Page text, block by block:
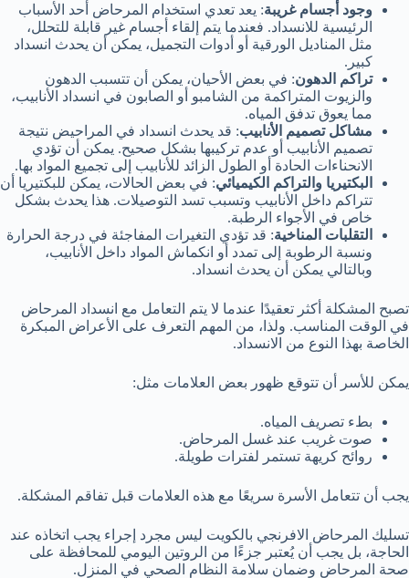
وجود أجسام غريبة: يعد تعدي استخدام المرحاض أحد الأسباب
الرئيسية للانسداد. فعندما يتم إلقاء أجسام غير قابلة للتحلل،
مثل المناديل الورقية أو أدوات التجميل، يمكن أن يحدث انسداد
كبير.
تراكم الدهون: في بعض الأحيان، يمكن أن تتسبب الدهون
والزيوت المتراكمة من الشامبو أو الصابون في انسداد الأنابيب،
مما يعوق تدفق المياه.
مشاكل تصميم الأنابيب: قد يحدث انسداد في المراحيض نتيجة
تصميم الأنابيب أو عدم تركيبها بشكل صحيح. يمكن أن تؤدي
الانحناءات الحادة أو الطول الزائد للأنابيب إلى تجميع المواد بها.
البكتيريا والتراكم الكيميائي: في بعض الحالات، يمكن للبكتيريا أن
تتراكم داخل الأنابيب وتسبب تسد التوصيلات. هذا يحدث بشكل
خاص في الأجواء الرطبة.
التقلبات المناخية: قد تؤدي التغيرات المفاجئة في درجة الحرارة
ونسبة الرطوبة إلى تمدد أو انكماش المواد داخل الأنابيب،
وبالتالي يمكن أن يحدث انسداد.
تصبح المشكلة أكثر تعقيدًا عندما لا يتم التعامل مع انسداد المرحاض
في الوقت المناسب. ولذا، من المهم التعرف على الأعراض المبكرة
الخاصة بهذا النوع من الانسداد.
يمكن للأسر أن تتوقع ظهور بعض العلامات مثل:
بطء تصريف المياه.
صوت غريب عند غسل المرحاض.
روائح كريهة تستمر لفترات طويلة.
يجب أن تتعامل الأسرة سريعًا مع هذه العلامات قبل تفاقم المشكلة.
تسليك المرحاض الافرنجي بالكويت ليس مجرد إجراء يجب اتخاذه عند
الحاجة، بل يجب أن يُعتبر جزءًا من الروتين اليومي للمحافظة على
صحة المرحاض وضمان سلامة النظام الصحي في المنزل.